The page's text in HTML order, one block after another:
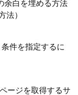
余白を埋める方法
法）
件を指定するに
ージを取得するサ